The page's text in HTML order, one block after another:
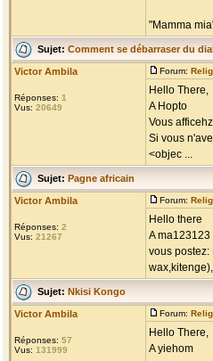
"Mamma
Sujet: Comment se débarraser du
Victor Ambila
Réponses: 1
Vus: 20649
Forum:
Hello There,
A Hopto
Vous
Si vous
<objec ...
Sujet: Pagne africain
Victor Ambila
Réponses: 2
Vus: 21267
Forum:
Hello there
A ma123123
vous
Sujet: Nkisi Kongo
Victor Ambila
Réponses: 57
Vus: 131999
Forum:
Hello There,
A yiehom